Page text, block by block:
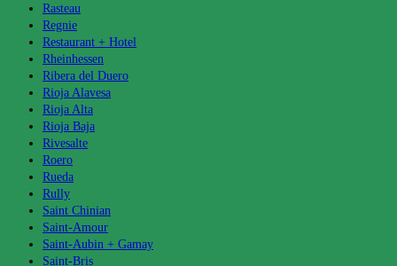
Rasteau
Regnie
Restaurant + Hotel
Rheinhessen
Ribera del Duero
Rioja Alavesa
Rioja Alta
Rioja Baja
Rivesalte
Roero
Rueda
Rully
Saint Chinian
Saint-Amour
Saint-Aubin + Gamay
Saint-Bris